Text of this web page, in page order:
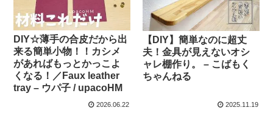
DIY☆薄手の合皮だから出
来る簡単小物！！カシメ
があればもっとかっこよ
くなる！／Faux leather
tray – ウパ子 / upacoHM
2026.06.22
【DIY】簡単なのに超丈
夫！金具が見えないオシ
ャレ棚作り。 – こばもく
ちゃんねる
2025.11.19